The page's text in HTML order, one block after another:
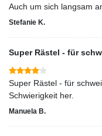
Auch um sich langsam
Stefanie K.
Super Rästel - für
Super Rästel - für
Schwierigkeit her.
Manuela B.